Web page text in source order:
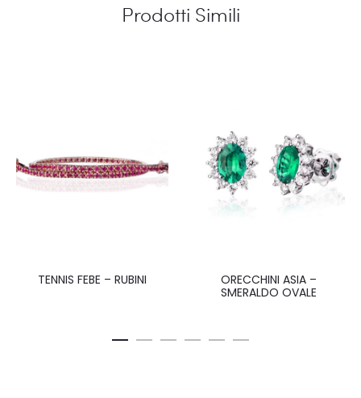
Prodotti Simili
TENNIS FEBE – RUBINI
ORECCHINI ASIA –
SMERALDO OVALE